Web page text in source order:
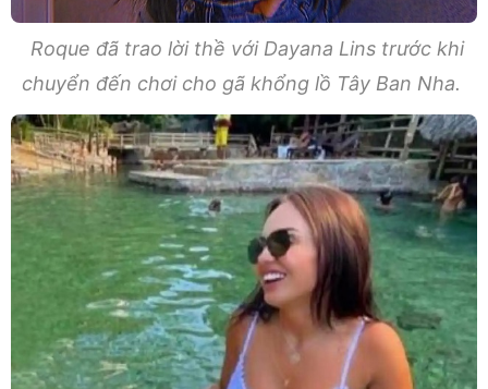
Roque đã trao lời thề với Dayana Lins trước khi
chuyển đến chơi cho gã khổng lồ Tây Ban Nha.